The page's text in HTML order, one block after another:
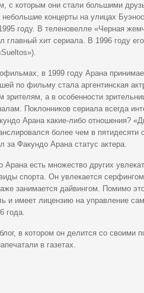
с которым они стали большими
концерты на улицах
году. В теленовелле «Черная
хит сериала. В 1996 году
в 1999 году Арана
по фильму стала аргентинская
а в особенности
Поклонников сериала всегда
Арана какие-либо отношения?
более чем в пятидесяти
за Факундо Арана статус актера.
есть множество других
спорта. Он увлекается
занимается дайвингом. Помимо
и имеет лицензию на управление
года.
в котором он делится со своими
в газетах.